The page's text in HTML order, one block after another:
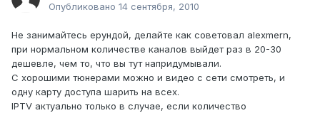
Опубликовано 14 сентября, 2010
Не занимайтесь ерундой, делайте как советовал alexmern,
при нормальном количестве каналов выйдет раз в 20-30
дешевле, чем то, что вы тут напридумывали.
С хорошими тюнерами можно и видео с сети смотреть, и
одну карту доступа шарить на всех.
IPTV актуально только в случае, если количество